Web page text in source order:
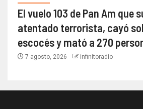
El vuelo 103 de Pan Am que
atentado terrorista, cayó
escocés y mató a 270
7 agosto, 2026 infinitoradio